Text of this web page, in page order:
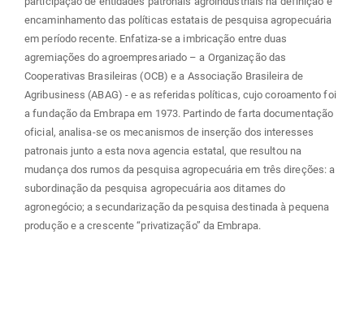
encaminhamento das políticas estatais de pesquisa agropecuária
em período recente. Enfatiza-se a imbricação entre duas
agremiações do agroempresariado – a Organização das
Cooperativas Brasileiras (OCB) e a Associação Brasileira de
Agribusiness (ABAG) - e as referidas políticas, cujo coroamento foi
a fundação da Embrapa em 1973. Partindo de farta documentação
oficial, analisa-se os mecanismos de inserção dos interesses
patronais junto a esta nova agencia estatal, que resultou na
mudança dos rumos da pesquisa agropecuária em três direções: a
subordinação da pesquisa agropecuária aos ditames do
agronegócio; a secundarização da pesquisa destinada à pequena
produção e a crescente “privatização” da Embrapa.